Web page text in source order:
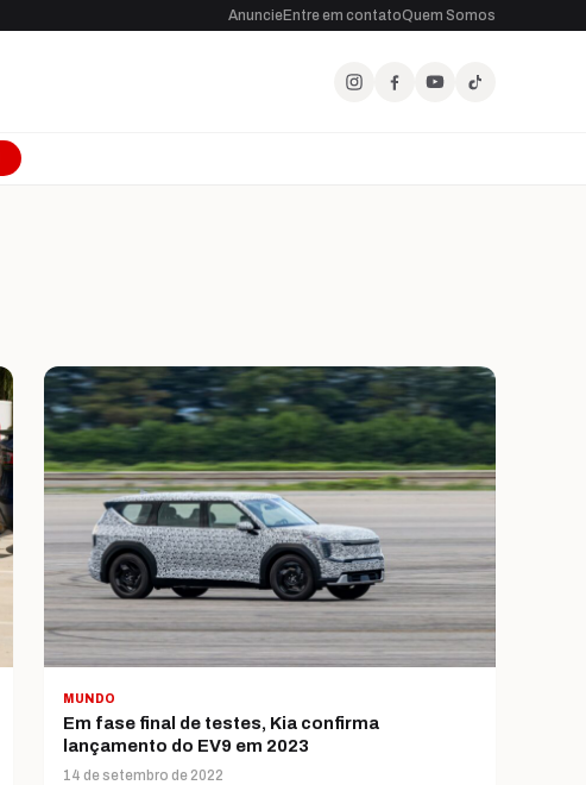
AnuncieEntre em contatoQuem Somos
MUNDO
Em fase final de testes, Kia confirma
lançamento do EV9 em 2023
14 de setembro de 2022